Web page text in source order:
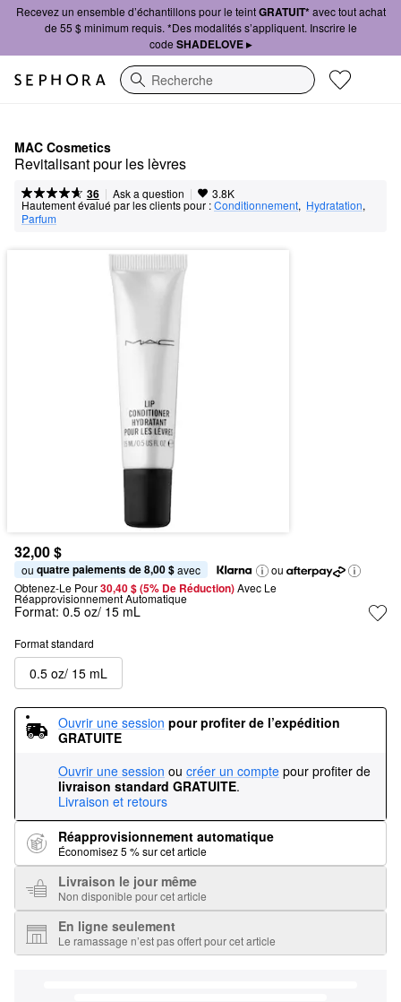
Recevez un ensemble d’échantillons pour le teintGRATUIT*avec tout achat
de 55 $ minimum requis. *Des modalités s’appliquent. Inscrire le
code SHADELOVE ▸
Recherche
MAC Cosmetics
Revitalisant pour les lèvres
36 | Ask a question | 3.8K
Hautement évalué par les clients pour :Conditionnement, Hydratation,
Parfum
32,00 $
ou quatre paiements de 8,00 $ avec
ou
Obtenez-Le Pour30,40 $ (5% De Réduction) Avec Le
Réapprovisionnement Automatique
Format: 0.5 oz/ 15 mL
Format standard
0.5 oz/ 15 mL
Ouvrir une session pour profiter de l’expédition
GRATUITE
Ouvrir une session ou créer un compte pour profiter de
livraison standard GRATUITE.
Livraison et retours
Réapprovisionnement automatique
Économisez 5 % sur cet article
Livraison le jour même
Non disponible pour cet article
En ligne seulement
Le ramassage n’est pas offert pour cet article